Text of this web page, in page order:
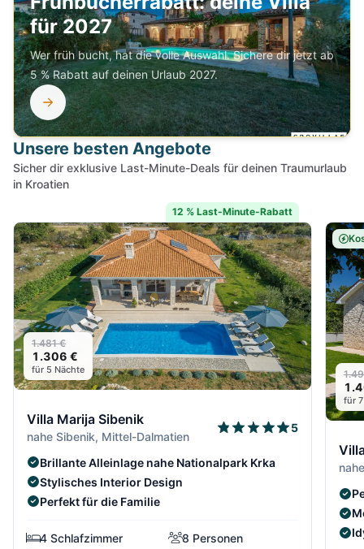
für 2027
Wer früh bucht, hat die volle Auswahl. Sichere dir jetzt ab
5 % Rabatt auf deinen Urlaub 2027.
Unsere besten Angebote
Sicher dir exklusive Last-Minute-Deals für deinen Traumurlaub
in Kroatien
12 % Last-Minute-Rabatt
1.481 €
1.306 €
für 5 Nächte
Villa Marija Sibenik
nahe Sibenik, Mittel-Dalmatien
5
Brillante Alleinlage nahe Nationalpark Krka
Stylisches Interior Design
Perfekt für die Familie
4 Schlafzimmer
8 Personen
für